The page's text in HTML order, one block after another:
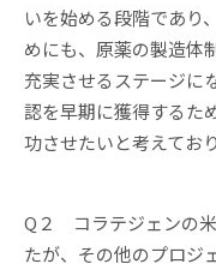
いを始める段階であり
めにも、原薬の製造体
充実させるステージに
認を早期に獲得するた
功させたいと考えてお
Q２ コラテジェンの
たが、その他のプロジ